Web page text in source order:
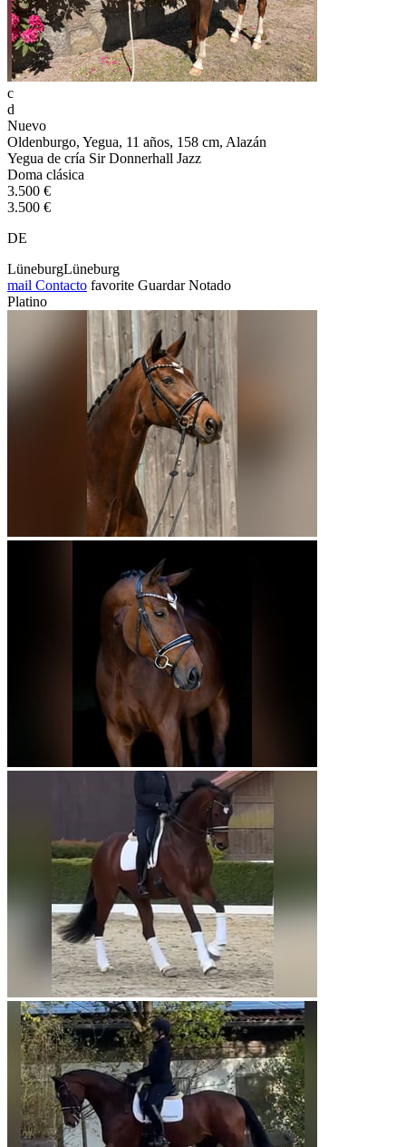
c
d
Nuevo
Oldenburgo, Yegua, 11 años, 158 cm, Alazán
Yegua de cría Sir Donnerhall Jazz
Doma clásica
3.500 €
3.500 €
DE
LüneburgLüneburg
mail Contacto favorite Guardar Notado
Platino